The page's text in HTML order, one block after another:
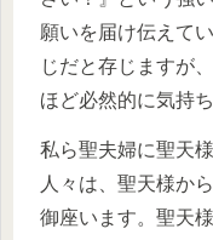
願いを届け伝えて
じだと存じますが
ほど必然的に気持
私ら聖夫婦に聖天
人々は、聖天様か
御座います。聖天